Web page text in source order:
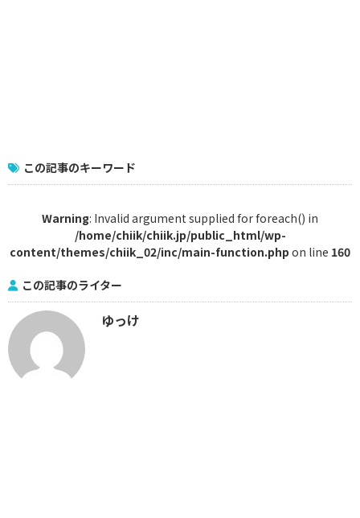
この記事のキーワード
Warning: Invalid argument supplied for foreach() in
/home/chiik/chiik.jp/public_html/wp-
content/themes/chiik_02/inc/main-function.php on line 160
この記事のライター
ゆっけ